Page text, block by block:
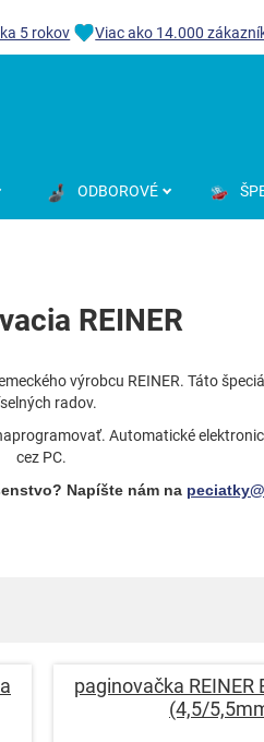
5 rokov Viac ako 14.000
ODBOROVÉ
REINER
výrobcu REINER. Táto
radov.
Automatické
cez PC.
Napíšte nám na
paginovačka REINER
(4,5/